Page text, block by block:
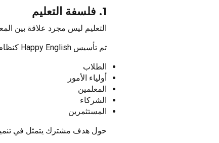
1. فلسفة التعليم
التعليم ليس مجرد علاقة بين
تم تأسيس Happy English كنظام بيئي مترابط يجمع بين:
الطلاب
أولياء الأمور
المعلمين
الشركاء
المستثمرين
حول هدف مشترك يتمثل في